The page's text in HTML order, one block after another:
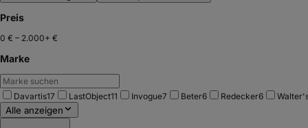
Preis
0 € – 2.000+ €
Marke
Davartis17 LastObject11 Invogue7 Beter6 Redecker6
Alle anzeigen